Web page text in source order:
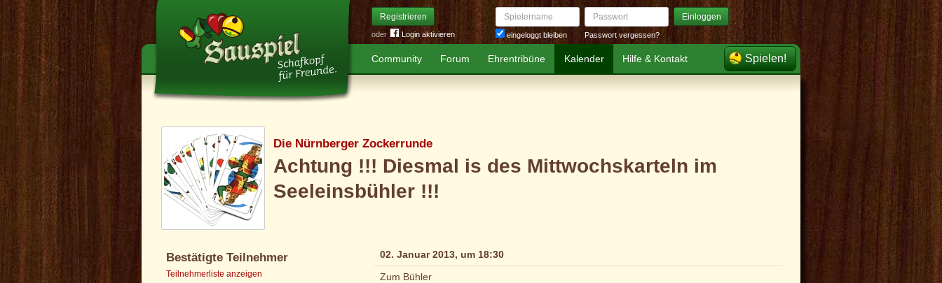
Registrieren
oder Login aktivieren
Spielername
eingeloggt bleiben
Passwort Einloggen
Passwort vergessen?
Community Forum Ehrentribüne Kalender Hilfe & Kontakt Spielen!
Die Nürnberger Zockerrunde
Achtung !!! Diesmal is des Mittwochskarteln im
Seeleinsbühler !!!
Bestätigte Teilnehmer
Teilnehmerliste anzeigen
02. Januar 2013, um 18:30
Zum Bühler